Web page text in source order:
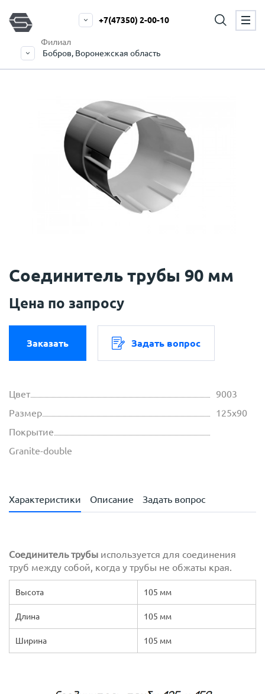
Филиал
Бобров, Воронежская область
+7(47350) 2-00-10
Соединитель трубы 90 мм
Цена по запросу
Заказать Задать вопрос
Цвет
9003
Размер
125х90
Покрытие
Granite-double
Характеристики Описание Задать вопрос
Соединитель трубы используется для соединения
труб между собой, когда у трубы не обжаты края.
Высота 105 мм
Длина 105 мм
Ширина 105 мм